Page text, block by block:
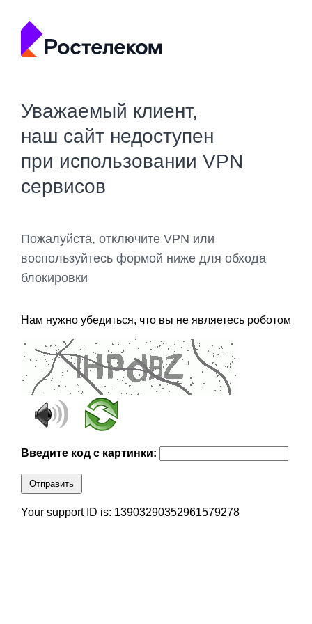
Уважаемый клиент,
наш сайт недоступен
при использовании VPN
сервисов
Пожалуйста, отключите VPN или
воспользуйтесь формой ниже для обхода
блокировки
Нам нужно убедиться, что вы не являетесь роботом
Введите код с картинки:
Отправить
Your support ID is: 13903290352961579278